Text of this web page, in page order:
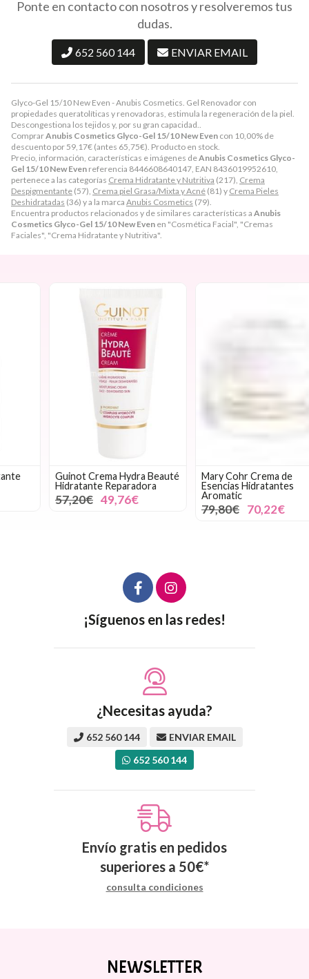
Glyco-Gel 15/10 New Even - Anubis Cosmetics. Gel Renovador con
propiedades queratolíticas y renovadoras, estimula la regeneración de la piel.
Descongestiona los tejidos y, por su gran capacidad..
ComprarAnubis Cosmetics Glyco-Gel 15/10 New Even con 10,00% de
descuento por 59,17€ (antes 65,75€). Producto en stock.
Precio, información, características e imágenes deAnubis Cosmetics Glyco-
Gel 15/10 New Even referencia 8446608640147, EAN 8436019952610,
pertenece a las categorías Crema Hidratante y Nutritiva (217), Crema
Despigmentante (57), Crema piel Grasa/Mixta y Acné (81) y Crema Pieles
Deshidratadas (36) y a la marca Anubis Cosmetics (79).
Encuentra productos relacionados y de similares características a Anubis
Cosmetics Glyco-Gel 15/10 New Even en "Cosmética Facial", "Cremas
Faciales", "Crema Hidratante y Nutritiva".
Ponte en contacto con nosotros y resolveremos tus
dudas.
652 560 144 ENVIAR EMAIL
Guinot Crema Hydra Beauté
Hidratante Reparadora
49,76€
Mary Cohr Crema de
Esencias Hidratantes
Aromatic
70,22€
¡Síguenos en las redes!
¿Necesitas ayuda?
652 560 144
ENVIAR EMAIL
652 560 144
Envío gratis en pedidos
superiores a 50€*
consulta condiciones
NEWSLETTER